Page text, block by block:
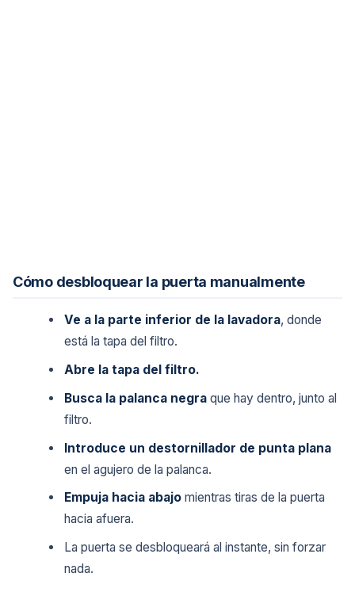
Cómo desbloquear la puerta manualmente
Ve a la parte inferior de la lavadora, donde
está la tapa del filtro.
Abre la tapa del filtro.
Busca la palanca negra que hay dentro, junto al
filtro.
Introduce un destornillador de punta plana
en el agujero de la palanca.
Empuja hacia abajo mientras tiras de la puerta
hacia afuera.
La puerta se desbloqueará al instante, sin forzar
nada.